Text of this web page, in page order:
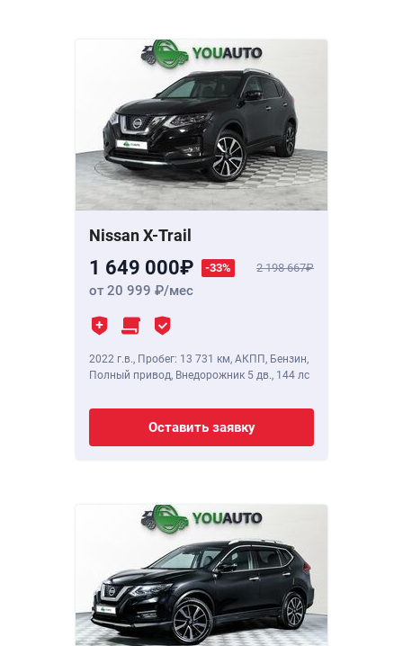
Nissan X-Trail
1 649 000 -33% 2 198 667
от 20 999 /мес
2022 г.в., Пробег: 13 731 км, АКПП, Бензин,
Полный привод, Внедорожник 5 дв., 144 лс
Оставить заявку